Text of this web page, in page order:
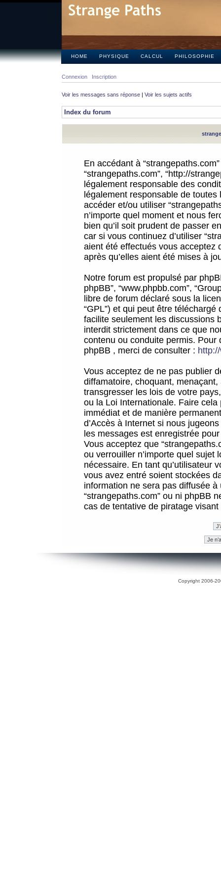
HOME PHYSIQUE CALCUL PHILOSOPHIE
Connexion Inscription
Voir les messages sans réponse | Voir les sujets actifs
Index du forum
En accédant à
“strangepaths.com”, “http://
légalement responsable des
légalement responsable de
accéder et/ou utiliser
n’importe quel moment et nous
bien qu’il soit prudent de passer
car si vous continuez d’utiliser
aient été effectués vous acceptez
après qu’elles aient été mises à
Notre forum est propulsé par
phpBB”, “www.phpbb.com”,
libre de forum déclaré sous la
“GPL”) et qui peut être téléchargé
facilite seulement les discussions
interdit strictement dans ce que
contenu ou conduite permis.
phpBB , merci de consulter :
Vous acceptez de ne pas publier
diffamatoire, choquant,
transgresser les lois de votre
ou la Loi Internationale. Faire
immédiat et de manière
d’Accès à Internet si nous
les messages est enregistrée
Vous acceptez que
ou verrouiller n’importe quel sujet
nécessaire. En tant qu’utilisateur
vous avez entré soient stockées
information ne sera pas diffusée
“strangepaths.com” ou ni phpBB
cas de tentative de piratage
Copyright 2006-